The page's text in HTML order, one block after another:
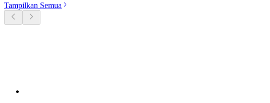
Tampilkan Semua